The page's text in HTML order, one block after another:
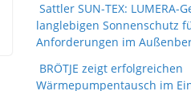
Sattler SUN-TEX: LUMERA-
langlebigen Sonnenschutz
Anforderungen im
BRÖTJE zeigt erfolgreichen
Wärmepumpentausch im